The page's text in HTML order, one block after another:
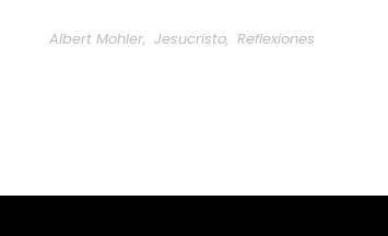
Albert Mohler, Jesucristo, Reflexiones